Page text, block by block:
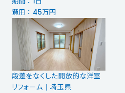
費用 ： 45万円
段差をなくした開放的な洋室
リフォーム｜埼玉県